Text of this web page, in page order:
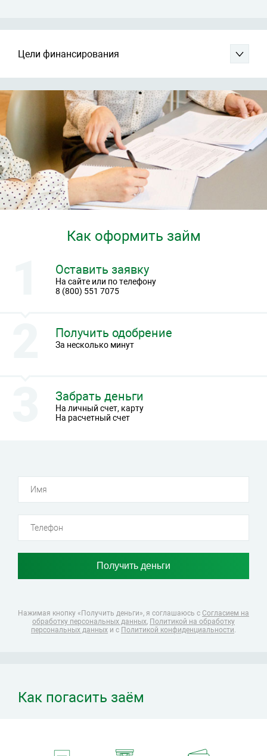
Цели финансирования
Как оформить займ
На сайте или по телефону
8 (800) 551 7075
Оставить заявку
За несколько минут
Получить одобрение
На личный счет, карту
На расчетный счет
Забрать деньги
Нажимая кнопку «Получить деньги», я соглашаюсь с Согласием на
обработку персональных данных, Политикой на обработку
персональных данных и с Политикой конфиденциальности.
Как погасить заём